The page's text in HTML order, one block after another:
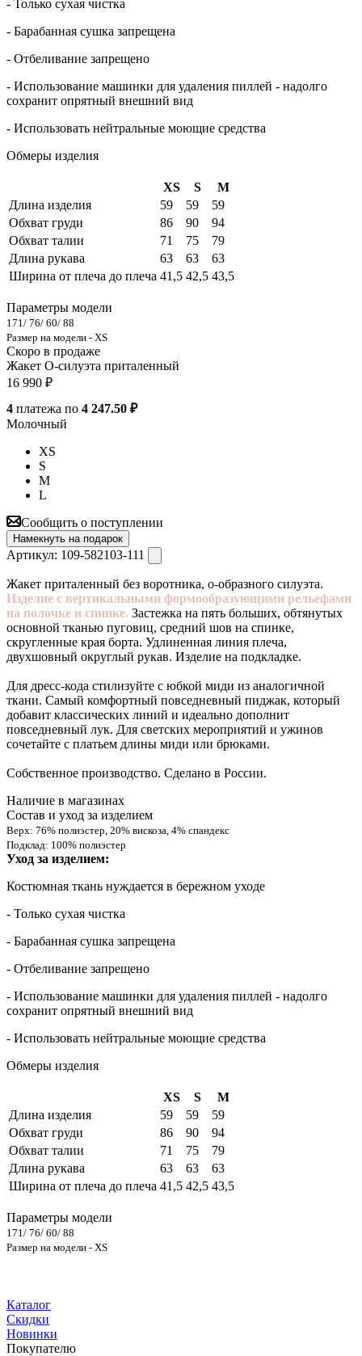
- Только сухая чистка
- Барабанная сушка запрещена
- Отбеливание запрещено
- Использование машинки для удаления пиллей - надолго
сохранит опрятный внешний вид
- Использовать нейтральные моющие средства
Обмеры изделия
XS S
M
Длина изделия
59 59
59
Обхват груди
86 90
94
Обхват талии
71 75
79
Длина рукава
63 63
63
Ширина от плеча до плеча 41,5 42,5 43,5
Параметры модели
171/ 76/ 60/ 88
Размер на модели - XS
Скоро в продаже
Жакет О-силуэта приталенный
16 990 ₽
4 платежа по 4 247.50 ₽
Молочный
XS
S
M
L
Сообщить о поступлении
Намекнуть на подарок
Артикул: 109-582103-111
Жакет приталенный без воротника, о-образного силуэта.
Изделие с вертикальными формообразующими рельефами
на полочке и спинке. Застежка на пять больших, обтянутых
основной тканью пуговиц, средний шов на спинке,
скругленные края борта. Удлиненная линия плеча,
двухшовный округлый рукав. Изделие на подкладке.
Для дресс-кода стилизуйте с юбкой миди из аналогичной
ткани. Самый комфортный повседневный пиджак, который
добавит классических линий и идеально дополнит
повседневный лук. Для светских мероприятий и ужинов
сочетайте с платьем длины миди или брюками.
Собственное производство. Сделано в России.
Наличие в магазинах
Состав и уход за изделием
Верх: 76% полиэстер, 20% вискоза, 4% спандекс
Подклад: 100% полиэстер
Уход за изделием:
Костюмная ткань нуждается в бережном уходе
- Только сухая чистка
- Барабанная сушка запрещена
- Отбеливание запрещено
- Использование машинки для удаления пиллей - надолго
сохранит опрятный внешний вид
- Использовать нейтральные моющие средства
Обмеры изделия
XS S
M
Длина изделия
59 59
59
Обхват груди
86 90
94
Обхват талии
71 75
79
Длина рукава
63 63
63
Ширина от плеча до плеча 41,5 42,5 43,5
Параметры модели
171/ 76/ 60/ 88
Размер на модели - XS
Каталог
Скидки
Новинки
Покупателю